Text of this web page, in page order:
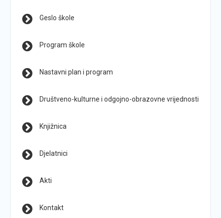
Geslo škole
Program škole
Nastavni plan i program
Društveno-kulturne i odgojno-obrazovne vrijednosti
Knjižnica
Djelatnici
Akti
Kontakt